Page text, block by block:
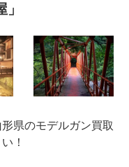
県のモデルガン買取
！